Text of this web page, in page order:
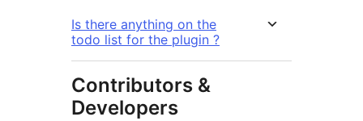
Is there anything on the
todo list for the plugin ?
Contributors &
Developers